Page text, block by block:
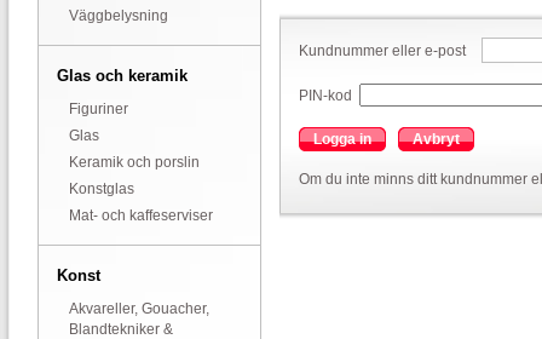
Väggbelysning
Glas och keramik
Figuriner
Glas
Keramik och porslin
Konstglas
Mat- och kaffeserviser
Konst
Akvareller, Gouacher,
Blandtekniker &
Kundnummer eller e-post
PIN-kod
Logga in Avbryt
Om du inte minns ditt kundnummer